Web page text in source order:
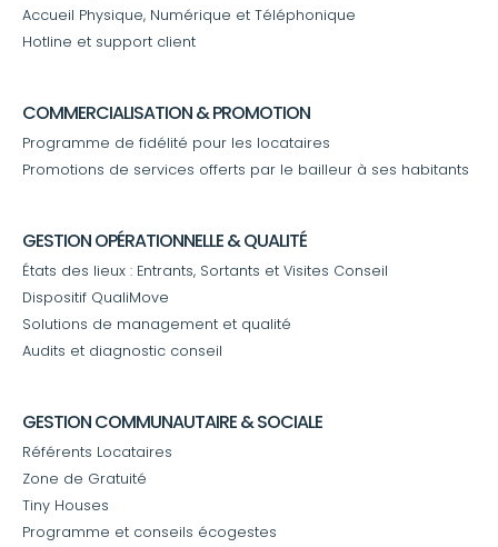
Accueil Physique, Numérique et Téléphonique
Hotline et support client
COMMERCIALISATION & PROMOTION
Programme de fidélité pour les locataires
Promotions de services offerts par le bailleur à ses habitants
GESTION OPÉRATIONNELLE & QUALITÉ
États des lieux : Entrants, Sortants et Visites Conseil
Dispositif QualiMove
Solutions de management et qualité
Audits et diagnostic conseil
GESTION COMMUNAUTAIRE & SOCIALE
Référents Locataires
Zone de Gratuité
Tiny Houses
Programme et conseils écogestes